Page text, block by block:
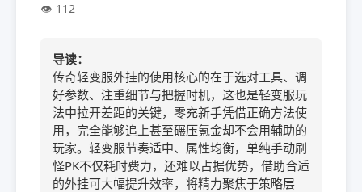
112
导读：
传奇轻变服外挂的使用核心的在于选对工具、调
好参数、注重细节与把握时机，这也是轻变服玩
法中拉开差距的关键，零充新手凭借正确方法使
用，完全能够追上甚至碾压氪金却不会用辅助的
玩家。轻变服节奏适中、属性均衡，单纯手动刷
怪PK不仅耗时费力，还难以占据优势，借助合适
的外挂可大幅提升效率，将精力聚焦于策略层